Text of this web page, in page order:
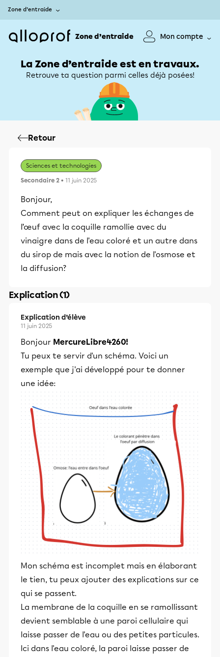
Zone d’entraide
Zone d’entraide Mon compte
La Zone d’entraide est en travaux.
Retrouve ta question parmi celles déjà posées!
Retour
Sciences et technologies
Secondaire 2 • 11 juin 2025
Bonjour,
Comment peut on expliquer les échanges de
l’œuf avec la coquille ramollie avec du
vinaigre dans de l'eau coloré et un autre dans
du sirop de mais avec la notion de l'osmose et
la diffusion?
Explication (1)
Explication d’élève
11 juin 2025
Bonjour MercureLibre4260!
Tu peux te servir d'un schéma. Voici un
exemple que j'ai développé pour te donner
une idée:
Mon schéma est incomplet mais en élaborant
le tien, tu peux ajouter des explications sur ce
qui se passent.
La membrane de la coquille en se ramollissant
devient semblable à une paroi cellulaire qui
laisse passer de l'eau ou des petites particules.
Ici dans l'eau coloré, la paroi laisse passer de